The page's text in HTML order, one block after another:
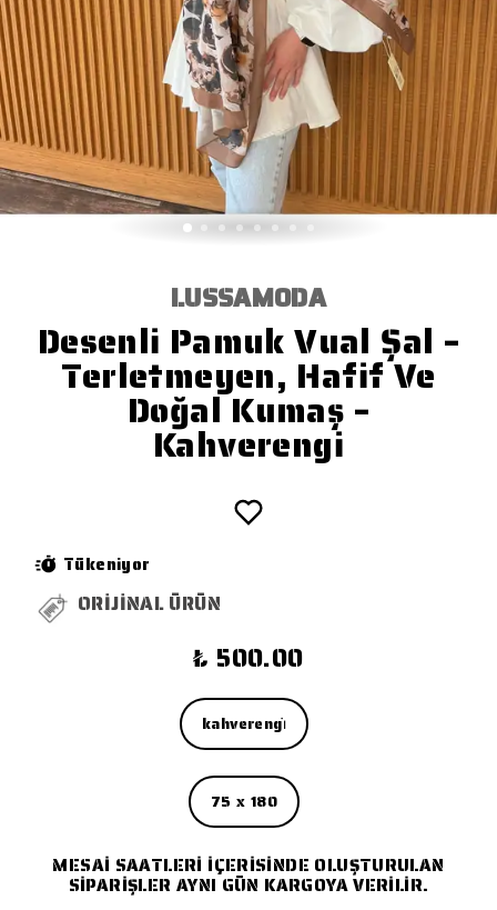
LUSSAMODA
Desenli Pamuk Vual Şal –
Terletmeyen, Hafif Ve
Doğal Kumaş –
Kahverengi
Tükeniyor
ORİJİNAL ÜRÜN
₺ 500.00
kahverengi̇
75 x 180
MESAİ SAATLERİ İÇERİSİNDE OLUŞTURULAN
SİPARİŞLER AYNI GÜN KARGOYA VERİLİR.